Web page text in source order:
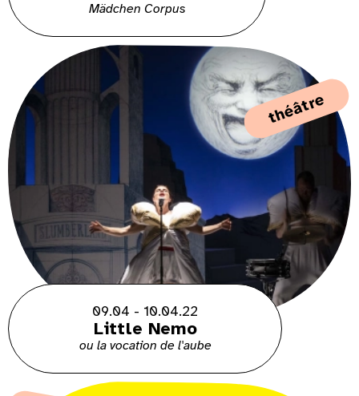
Mädchen Corpus
théâtre
09.04 - 10.04.22
Little Nemo
ou la vocation de l'aube